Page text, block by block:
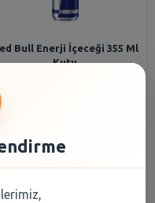
Bull Enerji İçeceği 355 Ml
Kutu